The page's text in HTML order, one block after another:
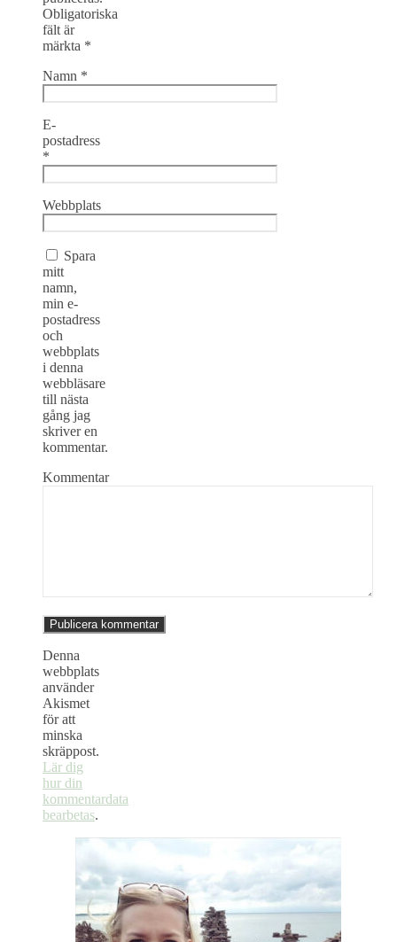
Obligatoriska
fält är
märkta *
Namn *
E-
postadress
*
Webbplats
Spara
mitt
namn,
min e-
postadress
och
webbplats
i denna
webbläsare
till nästa
gång jag
skriver en
kommentar.
Kommentar
Denna
webbplats
använder
Akismet
för att
minska
skräppost.
Lär dig
hur din
kommentardata
bearbetas.